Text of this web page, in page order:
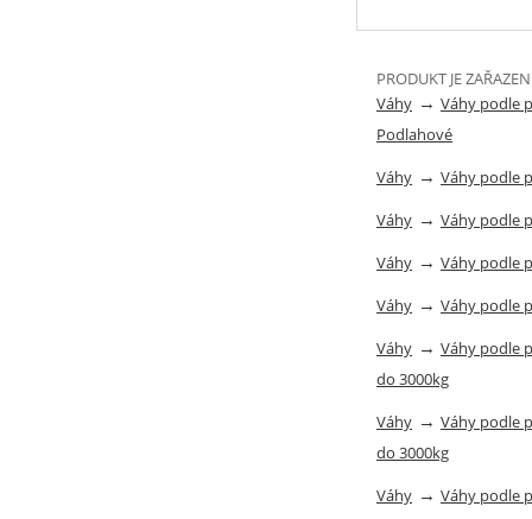
PRODUKT JE
Váhy → Váhy podle
Podlahové
Váhy → Váhy podle
Váhy → Váhy podle
Váhy → Váhy podle
Váhy → Váhy podle
Váhy → Váhy podle
do 3000kg
Váhy → Váhy podle
do 3000kg
Váhy → Váhy podle